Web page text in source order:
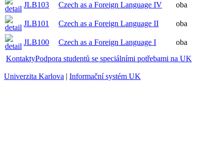
JLB103 Czech as a Foreign Language IV oba
JLB101 Czech as a Foreign Language II oba
JLB100 Czech as a Foreign Language I
oba
KontaktyPodpora studentů se speciálními potřebami na UK
Univerzita Karlova | Informační systém UK